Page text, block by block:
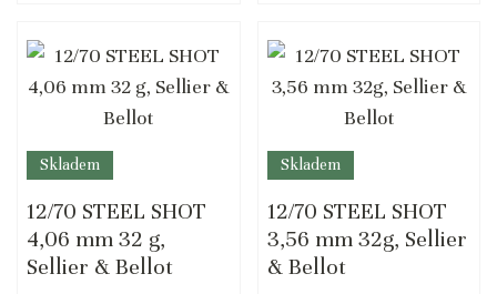
Skladem
12/70 STEEL SHOT
4,06 mm 32 g,
Sellier & Bellot
Skladem
12/70 STEEL SHOT
3,56 mm 32g, Sellier
& Bellot